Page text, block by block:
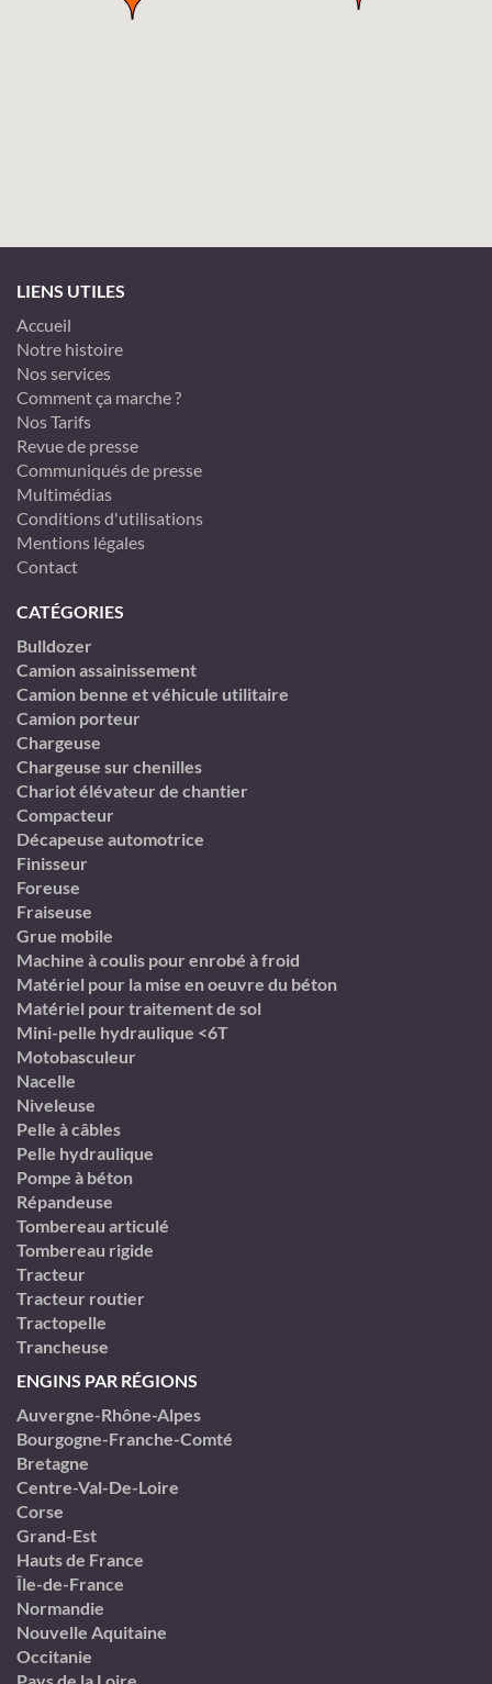
LIENS UTILES
Accueil
Notre histoire
Nos services
Comment ça marche ?
Nos Tarifs
Revue de presse
Communiqués de presse
Multimédias
Conditions d'utilisations
Mentions légales
Contact
CATÉGORIES
Bulldozer
Camion assainissement
Camion benne et véhicule utilitaire
Camion porteur
Chargeuse
Chargeuse sur chenilles
Chariot élévateur de chantier
Compacteur
Décapeuse automotrice
Finisseur
Foreuse
Fraiseuse
Grue mobile
Machine à coulis pour enrobé à froid
Matériel pour la mise en oeuvre du béton
Matériel pour traitement de sol
Mini-pelle hydraulique <6T
Motobasculeur
Nacelle
Niveleuse
Pelle à câbles
Pelle hydraulique
Pompe à béton
Répandeuse
Tombereau articulé
Tombereau rigide
Tracteur
Tracteur routier
Tractopelle
Trancheuse
ENGINS PAR RÉGIONS
Auvergne-Rhône-Alpes
Bourgogne-Franche-Comté
Bretagne
Centre-Val-De-Loire
Corse
Grand-Est
Hauts de France
Île-de-France
Normandie
Nouvelle Aquitaine
Occitanie